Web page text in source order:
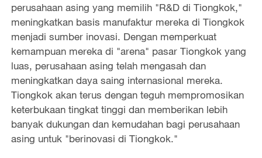
perusahaan asing yang memilih "R&D di Tiongkok,"
meningkatkan basis manufaktur mereka di Tiongkok
menjadi sumber inovasi. Dengan memperkuat
kemampuan mereka di "arena" pasar Tiongkok yang
luas, perusahaan asing telah mengasah dan
meningkatkan daya saing internasional mereka.
Tiongkok akan terus dengan teguh mempromosikan
keterbukaan tingkat tinggi dan memberikan lebih
banyak dukungan dan kemudahan bagi perusahaan
asing untuk "berinovasi di Tiongkok."